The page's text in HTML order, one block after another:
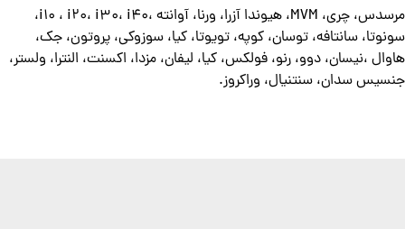
مرسدس، چری، MVM، هیوندا آزرا، ورنا، آوانته ،i10 ، i20، i30، i40،
سونوتا، سانتافه، توسان، کوپه، تویوتا، کیا، سوزوکی، پروتون، جک،
هاوال ،نیسان، دوو، رنو، فولکس، کیا، لیفان، مزدا، اکسنت، النترا، ولستر،
جنسیس سدان، سنتنیال، وراکروز.